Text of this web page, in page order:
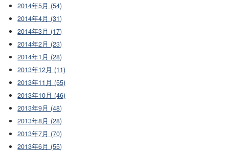
2014年5月 (54)
2014年4月 (31)
2014年3月 (17)
2014年2月 (23)
2014年1月 (28)
2013年12月 (11)
2013年11月 (55)
2013年10月 (46)
2013年9月 (48)
2013年8月 (28)
2013年7月 (70)
2013年6月 (55)